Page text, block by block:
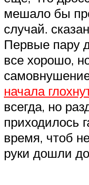
мешало бы
случай.
Первые пару
все хорошо,
начала
всегда, но
приходилось
время, чтоб
руки дошли